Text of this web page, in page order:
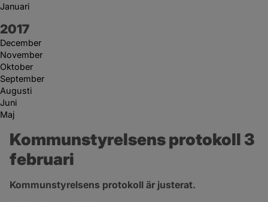
Januari
År:
2017
December
November
Oktober
September
Augusti
Juni
Maj
Kommunstyrelsens protokoll 3
februari
Kommunstyrelsens protokoll är justerat.